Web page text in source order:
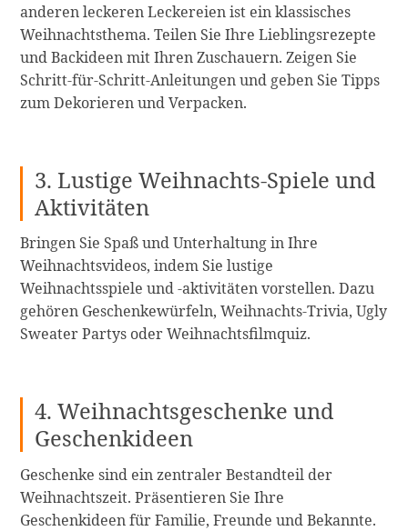
anderen leckeren Leckereien ist ein klassisches
Weihnachtsthema. Teilen Sie Ihre Lieblingsrezepte
und Backideen mit Ihren Zuschauern. Zeigen Sie
Schritt-für-Schritt-Anleitungen und geben Sie Tipps
zum Dekorieren und Verpacken.
3. Lustige Weihnachts-Spiele und
Aktivitäten
Bringen Sie Spaß und Unterhaltung in Ihre
Weihnachtsvideos, indem Sie lustige
Weihnachtsspiele und -aktivitäten vorstellen. Dazu
gehören Geschenkewürfeln, Weihnachts-Trivia, Ugly
Sweater Partys oder Weihnachtsfilmquiz.
4. Weihnachtsgeschenke und
Geschenkideen
Geschenke sind ein zentraler Bestandteil der
Weihnachtszeit. Präsentieren Sie Ihre
Geschenkideen für Familie, Freunde und Bekannte.